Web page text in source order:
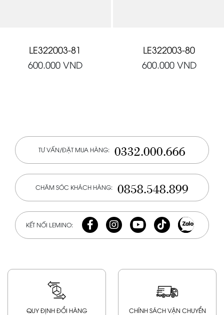
LE322003-81
600.000VND
LE322003-80
600.000VND
TƯ VẤN/ĐẶT MUA HÀNG: 0332.000.666
CHĂM SÓC KHÁCH HÀNG: 0858.548.899
KẾT NỐI LEMINO:
QUY ĐỊNH ĐỔI HÀNG CHÍNH SÁCH VẬN CHUYỂN